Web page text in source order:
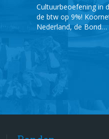
Cultuurbeoefening in
de btw op 9%!
Nederland, de Bond…